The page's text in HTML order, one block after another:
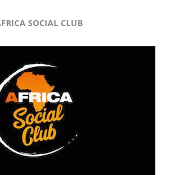
SOCIAL CLUB